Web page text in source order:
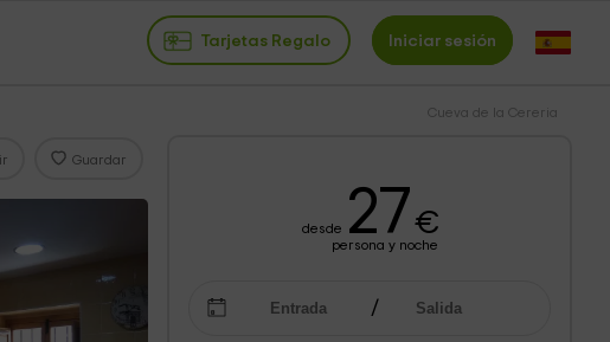
Tarjetas Regalo Iniciar sesión
Cueva de la Cereria
Guardar
desde 27€
persona y noche